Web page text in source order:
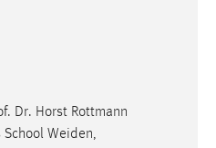
Dr. Horst Rottmann
School Weiden,